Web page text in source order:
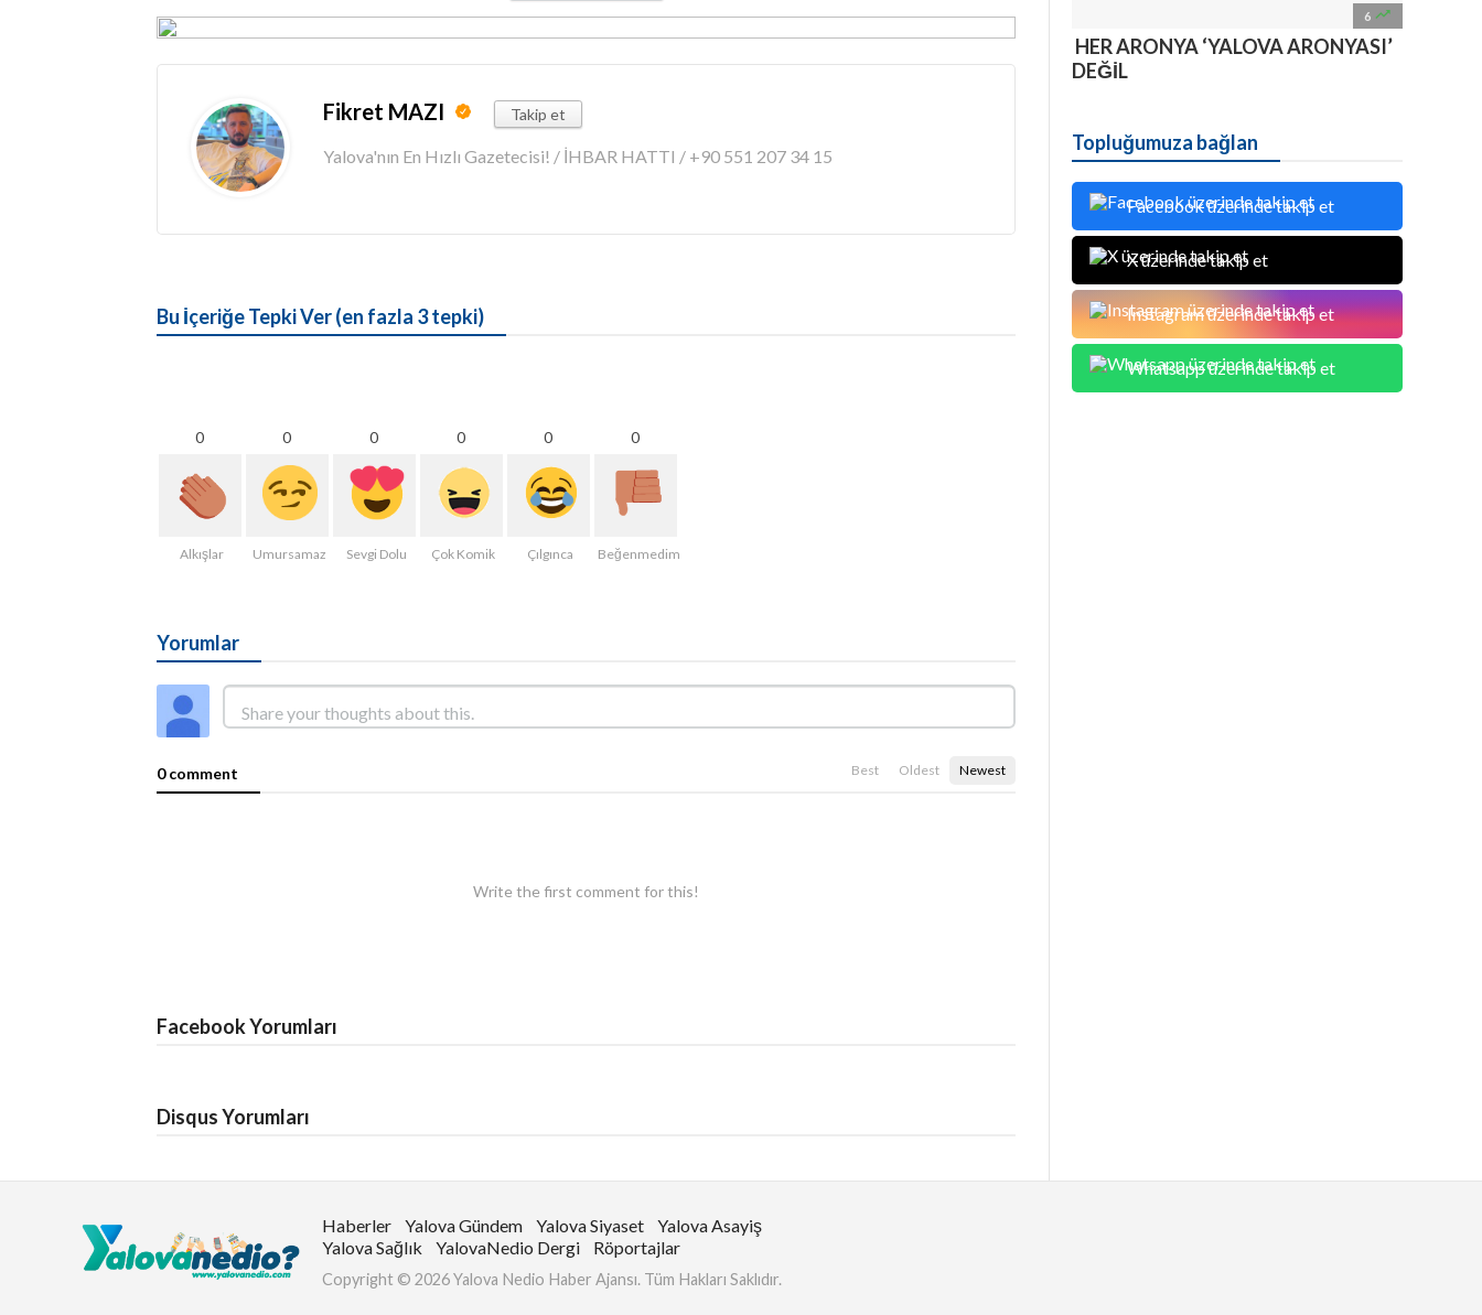
Fikret MAZI Takip et
Yalova'nın En Hızlı Gazetecisi! / İHBAR HATTI / +90 551 207 34 15
Bu İçeriğe Tepki Ver (en fazla 3 tepki)
0
Alkışlar
0
Umursamaz
0
Sevgi Dolu
0
Çok Komik
0
Çılgınca
0
Beğenmedim
Yorumlar
0 comment Best Oldest Newest
Write the first comment for this!
Facebook Yorumları
Disqus Yorumları
6 
HER ARONYA ‘YALOVA ARONYASI’
DEĞİL
Topluğumuza bağlan
Facebook üzerinde takip et
X üzerinde takip et
Instagram üzerinde takip et
Whatsapp üzerinde takip et
Haberler Yalova Gündem Yalova Siyaset
Yalova Asayiş
Yalova Sağlık
YalovaNedio Dergi Röportajlar
Copyright © 2026 Yalova Nedio Haber Ajansı. Tüm Hakları Saklıdır.